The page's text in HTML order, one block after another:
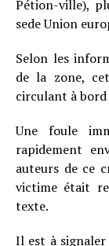
Pétion-ville),
sede Union
Selon les
de la zone,
circulant à
Une foule
rapidement
auteurs de ce
victime était
texte.
Il est à signaler